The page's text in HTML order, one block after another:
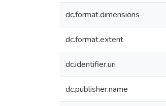
dc.format.dimensions
dc.format.extent
dc.identifier.uri
dc.publisher.name